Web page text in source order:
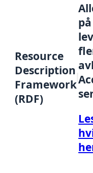
Resource
Description
Framework
(RDF)